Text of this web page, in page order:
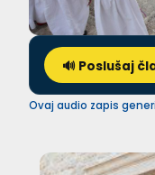
🔊 Poslušaj
Ovaj audio zapis